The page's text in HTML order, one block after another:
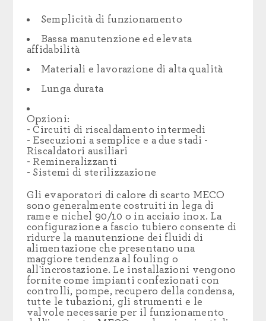
Semplicità di funzionamento
Bassa manutenzione ed elevata
affidabilità
Materiali e lavorazione di alta qualità
Lunga durata
Opzioni:
- Circuiti di riscaldamento intermedi
- Esecuzioni a semplice e a due stadi -
Riscaldatori ausiliari
- Remineralizzanti
- Sistemi di sterilizzazione
Gli evaporatori di calore di scarto MECO
sono generalmente costruiti in lega di
rame e nichel 90/10 o in acciaio inox. La
configurazione a fascio tubiero consente di
ridurre la manutenzione dei fluidi di
alimentazione che presentano una
maggiore tendenza al fouling o
all'incrostazione. Le installazioni vengono
fornite come impianti confezionati con
controlli, pompe, recupero della condensa,
tutte le tubazioni, gli strumenti e le
valvole necessarie per il funzionamento